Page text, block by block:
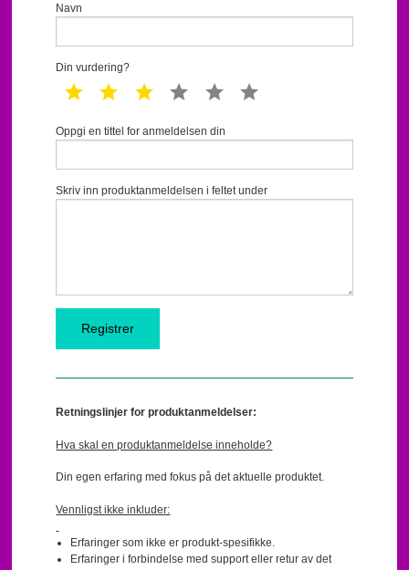
Navn
Din vurdering?
1 star 2 star 3 star 4 star 5 star
Oppgi en tittel for anmeldelsen din
Skriv inn produktanmeldelsen i feltet under
Retningslinjer for produktanmeldelser:
Hva skal en produktanmeldelse inneholde?
Din egen erfaring med fokus på det aktuelle produktet.
Vennligst ikke inkluder:
Erfaringer som ikke er produkt-spesifikke.
Erfaringer i forbindelse med support eller retur av det